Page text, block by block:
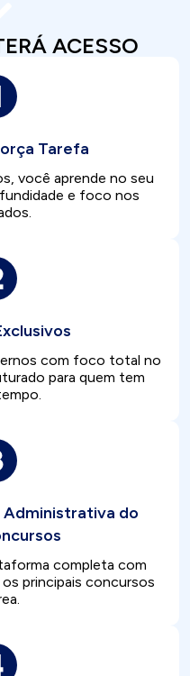
ACESSO
Tarefa
você aprende no seu
e foco nos
com foco total no
para quem tem
do
completa com
principais concursos